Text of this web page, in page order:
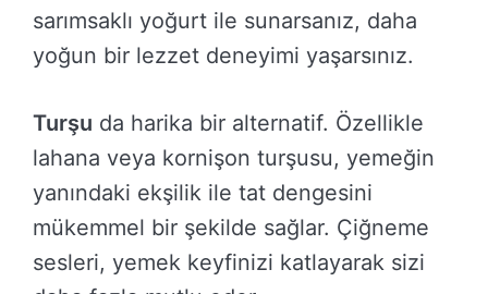
sarımsaklı yoğurt ile sunarsanız, daha
yoğun bir lezzet deneyimi yaşarsınız.
Turşu da harika bir alternatif. Özellikle
lahana veya kornişon turşusu, yemeğin
yanındaki ekşilik ile tat dengesini
mükemmel bir şekilde sağlar. Çiğneme
sesleri, yemek keyfinizi katlayarak sizi